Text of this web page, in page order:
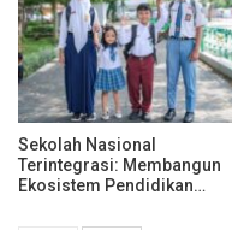
Sekolah Nasional
Terintegrasi: Membangun
Ekosistem Pendidikan…